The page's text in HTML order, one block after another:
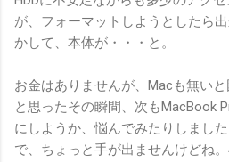
が、フォーマットしようとしたら
かして、本体が・・・と。
お金はありませんが、Macも無い
と思ったその瞬間、次もMacBook
にしようか、悩んでみたりしまし
で、ちょっと手が出ませんけどね